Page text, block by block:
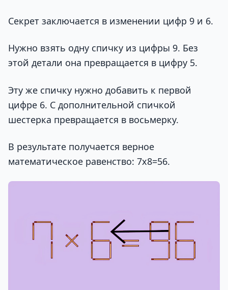
Секрет заключается в изменении цифр 9 и 6.
Нужно взять одну спичку из цифры 9. Без
этой детали она превращается в цифру 5.
Эту же спичку нужно добавить к первой
цифре 6. С дополнительной спичкой
шестерка превращается в восьмерку.
В результате получается верное
математическое равенство: 7х8=56.